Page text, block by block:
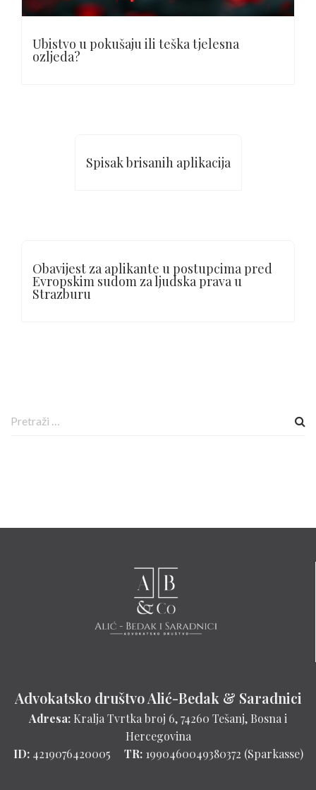
Ubistvo u pokušaju ili teška tjelesna
ozljeda?
Spisak brisanih aplikacija
Obavijest za aplikante u postupcima pred
Evropskim sudom za ljudska prava u
Strazburu
P
Advokatsko društvo Alić-Bedak & Saradnici
Adresa: Kralja Tvrtka broj 6, 74260 Tešanj, Bosna i
Hercegovina
ID:4219076420005 TR:1990460049380372 (Sparkasse)